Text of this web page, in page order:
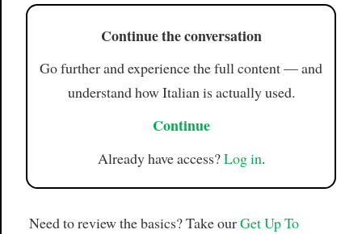
Continue the conversation
Go further and experience the full content — and
understand how Italian is actually used.
Continue
Already have access?Log in.
Need to review the basics? Take ourGet Up To